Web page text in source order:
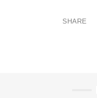
SHARE